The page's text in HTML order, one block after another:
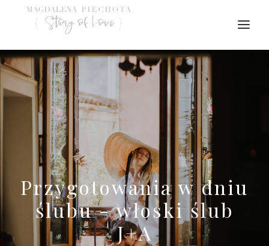
Przygotowania w dniu
ślubu - włoski ślub
J+A